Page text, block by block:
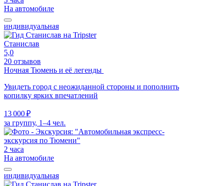
На автомобиле
индивидуальная
Станислав
5,0
20 отзывов
Ночная Тюмень и её легенды
Увидеть город с неожиданной стороны и пополнить
копилку ярких впечатлений
13 000 ₽
за группу, 1–4 чел.
2 часа
На автомобиле
индивидуальная